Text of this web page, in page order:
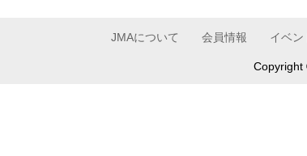
JMAについて 会員情報 イベン
Copyright